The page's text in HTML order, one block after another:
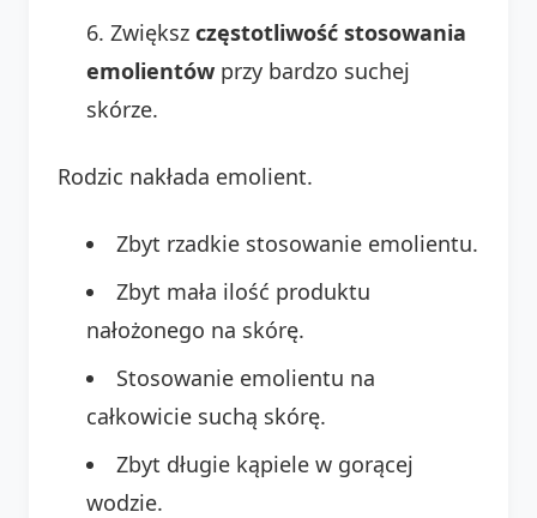
Zwiększ częstotliwość stosowania
emolientów przy bardzo suchej
skórze.
Rodzic nakłada emolient.
Zbyt rzadkie stosowanie emolientu.
Zbyt mała ilość produktu
nałożonego na skórę.
Stosowanie emolientu na
całkowicie suchą skórę.
Zbyt długie kąpiele w gorącej
wodzie.